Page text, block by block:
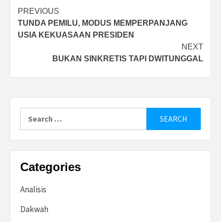
Post
navigation
PREVIOUS
TUNDA PEMILU, MODUS MEMPERPANJANG
USIA KEKUASAAN PRESIDEN
NEXT
BUKAN SINKRETIS TAPI DWITUNGGAL
for:
Categories
Analisis
Dakwah